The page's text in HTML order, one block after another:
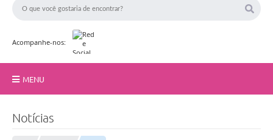
Acompanhe-nos:
MENU
Notícias